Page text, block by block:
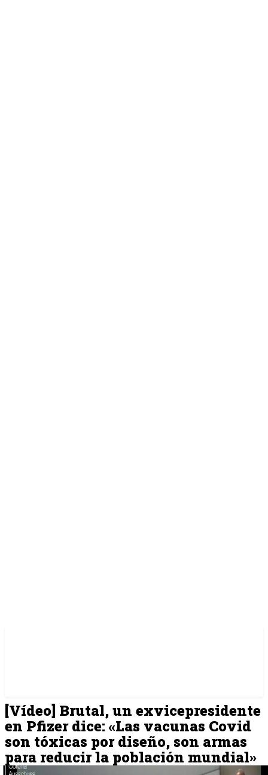
[Vídeo] Brutal, un exvicepresidente
en Pfizer dice: «Las vacunas Covid
son tóxicas por diseño, son armas
para reducir la población mundial»